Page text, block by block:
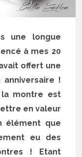
une longue
à mes 20
offert une
anniversaire !
montre est
en valeur
élément que
eu des
! Etant